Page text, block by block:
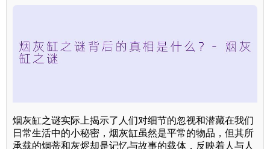
烟灰缸之谜实际上揭示了人们对细节的忽视和潜藏在我们
日常生活中的小秘密，烟灰缸虽然是平常的物品，但其所
承载的烟蒂和灰烬却是记忆与故事的载体，反映着人与人